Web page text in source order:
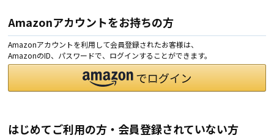
Amazonアカウントをお持ちの方
Amazonアカウントを利用して会員登録されたお客様は、
AmazonのID、パスワードで、ログインすることができます。
はじめてご利用の方・会員登録されていない方